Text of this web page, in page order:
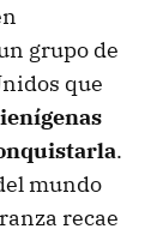
grupo de
que
.
mundo
recae